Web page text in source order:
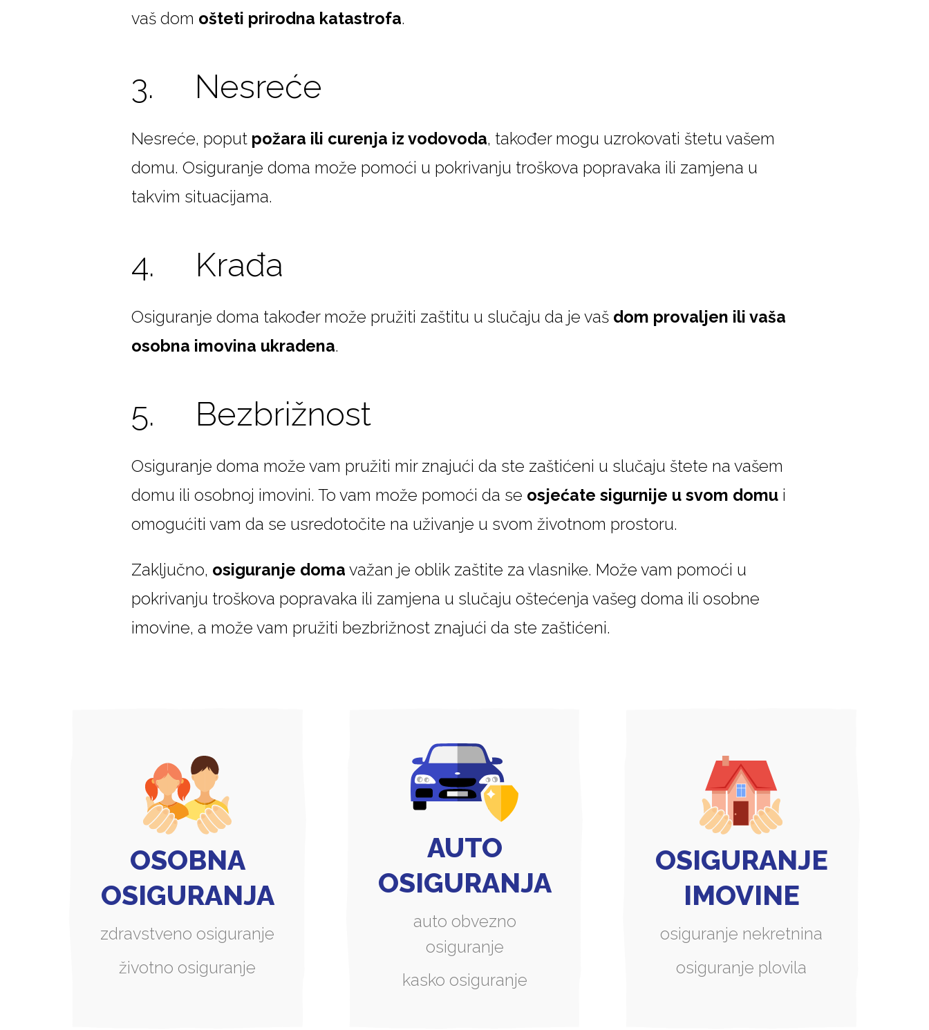
vaš dom ošteti prirodna katastrofa.
3. Nesreće
Nesreće, poput požara ili curenja iz vodovoda, također mogu uzrokovati štetu vašem
domu. Osiguranje doma može pomoći u pokrivanju troškova popravaka ili zamjena u
takvim situacijama.
4. Krađa
Osiguranje doma također može pružiti zaštitu u slučaju da je vaš dom provaljen ili vaša
osobna imovina ukradena.
5. Bezbrižnost
Osiguranje doma može vam pružiti mir znajući da ste zaštićeni u slučaju štete na vašem
domu ili osobnoj imovini. To vam može pomoći da se osjećate sigurnije u svom domui
omogućiti vam da se usredotočite na uživanje u svom životnom prostoru.
Zaključno, osiguranje doma važan je oblik zaštite za vlasnike. Može vam pomoći u
pokrivanju troškova popravaka ili zamjena u slučaju oštećenja vašeg doma ili osobne
imovine, a može vam pružiti bezbrižnost znajući da ste zaštićeni.
OSOBNA
OSIGURANJA
zdravstveno osiguranje
životno osiguranje
AUTO
OSIGURANJA
auto obvezno
osiguranje
kasko osiguranje
OSIGURANJE
IMOVINE
osiguranje nekretnina
osiguranje plovila